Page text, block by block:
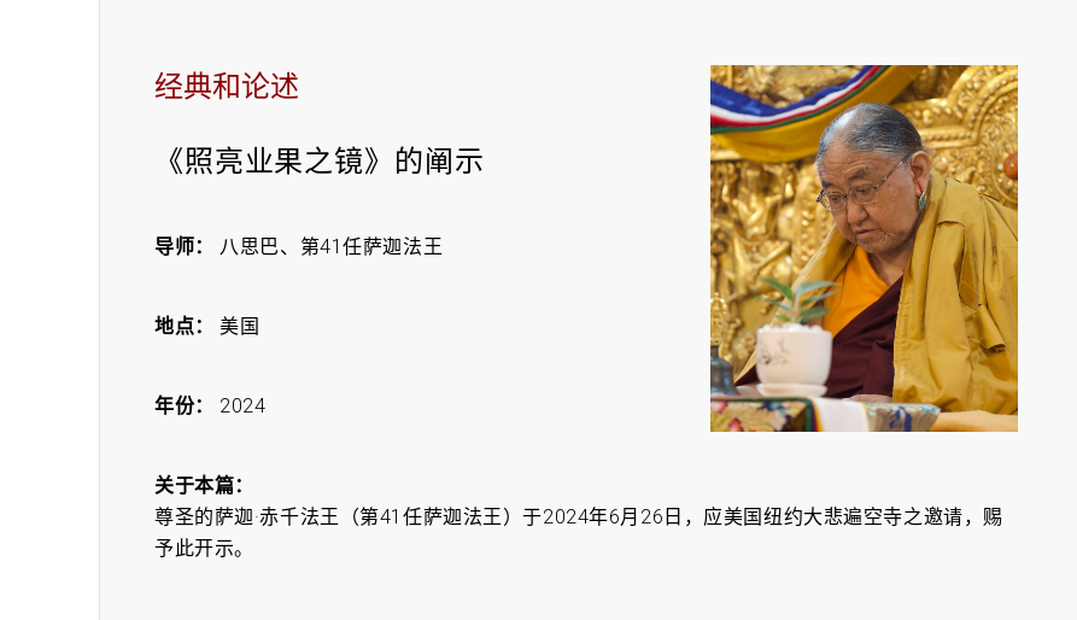
经典和论述
《照亮业果之镜》的阐示
导师： 八思巴、第41任萨迦法王
地点：美国
年份： 2024
关于本篇：
尊圣的萨迦·赤千法王（第41任萨迦法王）于2024年6月26日，应美国纽约大悲遍空寺之邀请，赐
予此开示。